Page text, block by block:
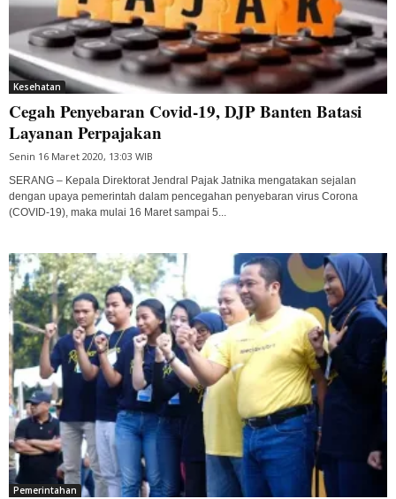
Kesehatan
Cegah Penyebaran Covid-19, DJP Banten Batasi
Layanan Perpajakan
Senin 16 Maret 2020, 13:03 WIB
SERANG – Kepala Direktorat Jendral Pajak Jatnika mengatakan sejalan
dengan upaya pemerintah dalam pencegahan penyebaran virus Corona
(COVID-19), maka mulai 16 Maret sampai 5...
Pemerintahan